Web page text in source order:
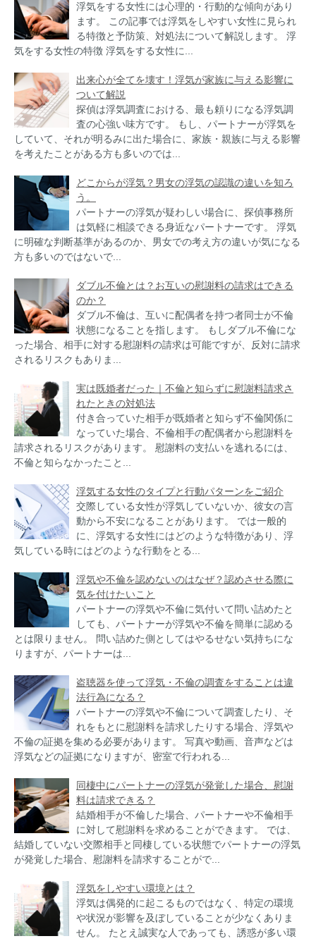
浮気をする女性には心理的・行動的な傾向があり
ます。 この記事では浮気をしやすい女性に見られ
る特徴と予防策、対処法について解説します。 浮
気をする女性の特徴 浮気をする女性に...
出来心が全てを壊す！浮気が家族に与える影響に
ついて解説
探偵は浮気調査における、最も頼りになる浮気調
査の心強い味方です。 もし、パートナーが浮気を
していて、それが明るみに出た場合に、家族・親族に与える影響
を考えたことがある方も多いのでは...
どこからが浮気？男女の浮気の認識の違いを知ろ
う。
パートナーの浮気が疑わしい場合に、探偵事務所
は気軽に相談できる身近なパートナーです。 浮気
に明確な判断基準があるのか、男女での考え方の違いが気になる
方も多いのではないで...
ダブル不倫とは？お互いの慰謝料の請求はできる
のか？
ダブル不倫は、互いに配偶者を持つ者同士が不倫
状態になることを指します。 もしダブル不倫にな
った場合、相手に対する慰謝料の請求は可能ですが、反対に請求
されるリスクもありま...
実は既婚者だった｜不倫と知らずに慰謝料請求さ
れたときの対処法
付き合っていた相手が既婚者と知らず不倫関係に
なっていた場合、不倫相手の配偶者から慰謝料を
請求されるリスクがあります。 慰謝料の支払いを逃れるには、
不倫と知らなかったこと...
浮気する女性のタイプと行動パターンをご紹介
交際している女性が浮気していないか、彼女の言
動から不安になることがあります。 では一般的
に、浮気する女性にはどのような特徴があり、浮
気している時にはどのような行動をとる...
浮気や不倫を認めないのはなぜ？認めさせる際に
気を付けたいこと
パートナーの浮気や不倫に気付いて問い詰めたと
しても、パートナーが浮気や不倫を簡単に認める
とは限りません。 問い詰めた側としてはやるせない気持ちにな
りますが、パートナーは...
盗聴器を使って浮気・不倫の調査をすることは違
法行為になる？
パートナーの浮気や不倫について調査したり、そ
れをもとに慰謝料を請求したりする場合、浮気や
不倫の証拠を集める必要があります。 写真や動画、音声などは
浮気などの証拠になりますが、密室で行われる...
同棲中にパートナーの浮気が発覚した場合、慰謝
料は請求できる？
結婚相手が不倫した場合、パートナーや不倫相手
に対して慰謝料を求めることができます。 では、
結婚していない交際相手と同棲している状態でパートナーの浮気
が発覚した場合、慰謝料を請求することがで...
浮気をしやすい環境とは？
浮気は偶発的に起こるものではなく、特定の環境
や状況が影響を及ぼしていることが少なくありま
せん。 たとえ誠実な人であっても、誘惑が多い環